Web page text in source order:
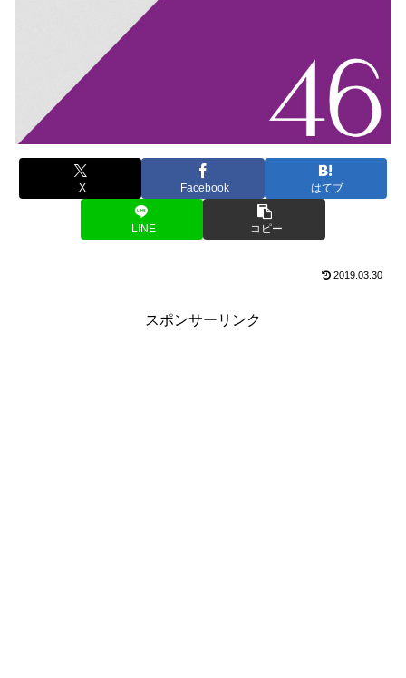
X Facebook はてブ
LINE コピー
2019.03.30
スポンサーリンク